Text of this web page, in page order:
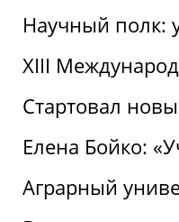
Научный полк:
XIII
Стартовал
Елена Бойко:
Аграрный